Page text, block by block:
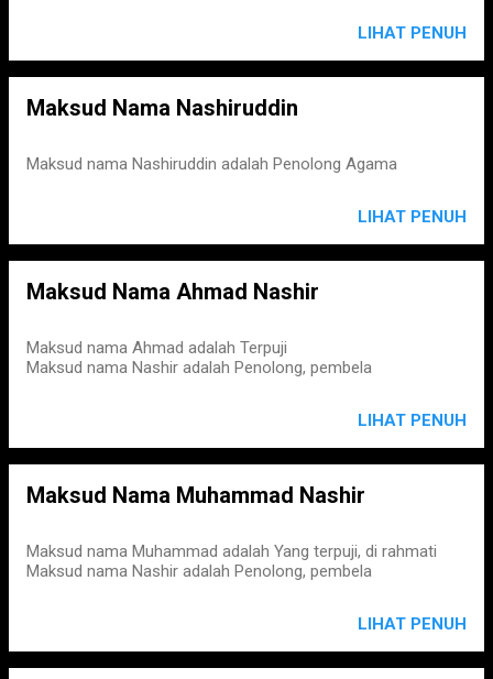
LIHAT PENUH
Maksud Nama Nashiruddin
Maksud nama Nashiruddin adalah Penolong Agama
LIHAT PENUH
Maksud Nama Ahmad Nashir
Maksud nama Ahmad adalah Terpuji
Maksud nama Nashir adalah Penolong, pembela
LIHAT PENUH
Maksud Nama Muhammad Nashir
Maksud nama Muhammad adalah Yang terpuji, di rahmati
Maksud nama Nashir adalah Penolong, pembela
LIHAT PENUH